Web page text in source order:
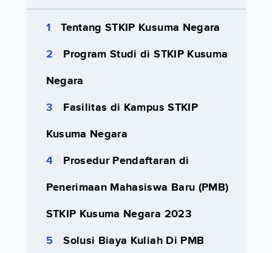
Tentang STKIP Kusuma Negara
Program Studi di STKIP Kusuma
Negara
Fasilitas di Kampus STKIP
Kusuma Negara
Prosedur Pendaftaran di
Penerimaan Mahasiswa Baru (PMB)
STKIP Kusuma Negara 2023
Solusi Biaya Kuliah Di PMB